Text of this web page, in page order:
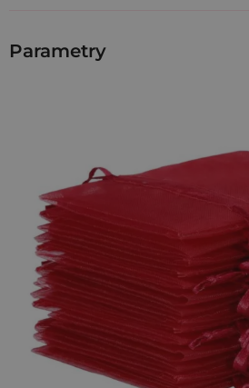
szyfonowe mają tendencję do psucia
butelek z alkoholem, albumów ze
elektroniki, np. tabletu.
Ozdobne
to
które sprawdzą się w każdej sytuacji.
Parametry